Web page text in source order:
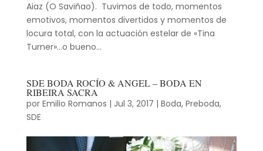
Aiaz (O Saviñao). Tuvimos de todo, momentos
emotivos, momentos divertidos y momentos de
locura total, con la actuación estelar de «Tina
Turner»…o bueno...
SDE BODA ROCÍO & ANGEL – BODA EN
RIBEIRA SACRA
por Emilio Romanos | Jul 3, 2017 | Boda, Preboda,
SDE